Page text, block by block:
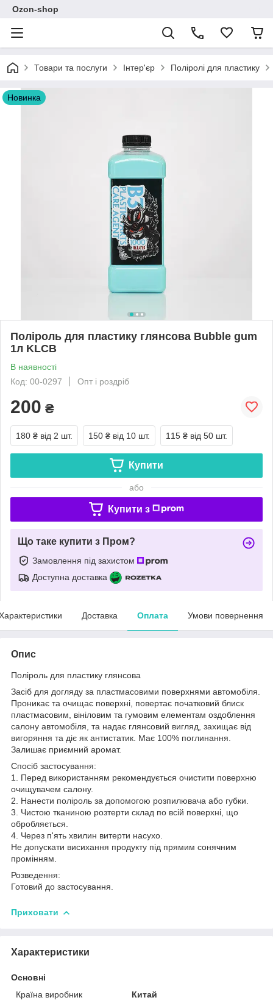
Ozon-shop
Товари та послуги Інтер'єр Поліролі для пластику
Новинка
Поліроль для пластику глянсова Bubble gum
1л KLCB
В наявності
Код: 00-0297
Опт і роздріб
200 ₴
180 ₴ від 2 шт. 150 ₴ від 10 шт. 115 ₴ від 50 шт.
Купити
або
Купити з
Що таке купити з Пром?
Замовлення під захистом
Доступна доставка
Доставка Оплата Умови повернення
Опис
Поліроль для пластику глянсова
Засіб для догляду за пластмасовими поверхнями автомобіля.
Проникає та очищає поверхні, повертає початковий блиск
пластмасовим, вініловим та гумовим елементам оздоблення
салону автомобіля, та надає глянсовий вигляд, захищає від
вигоряння та діє як антистатик. Має 100% поглинання.
Залишає приємний аромат.
Спосіб застосування:
1. Перед використанням рекомендується очистити поверхню
очищувачем салону.
2. Нанести поліроль за допомогою розпилювача або губки.
3. Чистою тканиною розтерти склад по всій поверхні, що
обробляється.
4. Через п'ять хвилин витерти насухо.
Не допускати висихання продукту під прямим сонячним
промінням.
Розведення:
Готовий до застосування.
Приховати
Характеристики
Основні
Країна виробник
Китай